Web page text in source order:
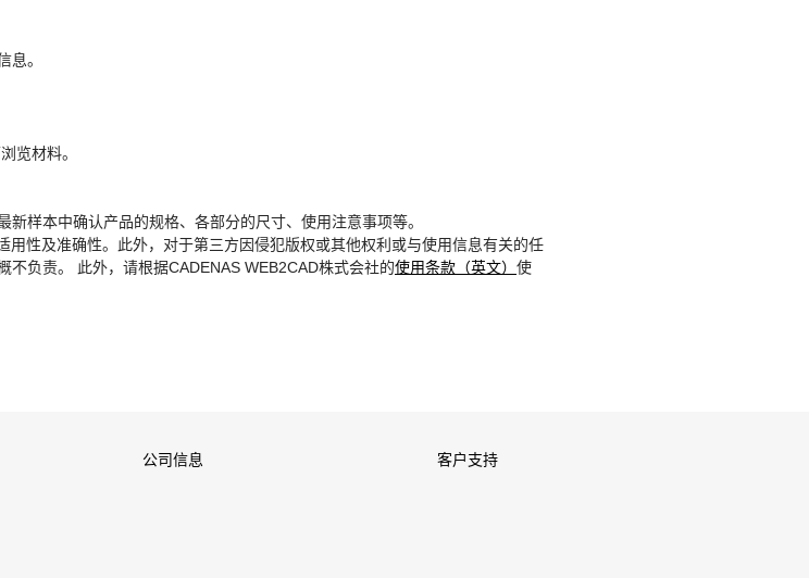
息。
览材料。
样本中确认产品的规格、各部分的尺寸、使用注意事项等。
性及准确性。此外，对于第三方因侵犯版权或其他权利或与使用信息有关的任
负责。 此外，请根据CADENAS WEB2CAD株式会社的使用条款（英文） 使
公司信息 客户支持